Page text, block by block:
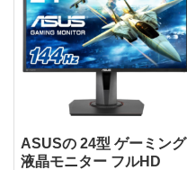
ASUSの 24型 ゲーミング
液晶モニター フルHD